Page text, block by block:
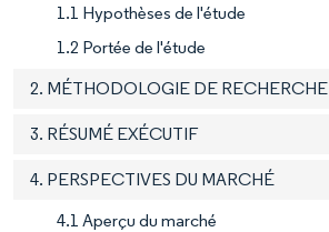
1.1 Hypothèses de l'étude
1.2 Portée de l'étude
2. MÉTHODOLOGIE DE RECHERCHE
3. RÉSUMÉ EXÉCUTIF
4. PERSPECTIVES DU MARCHÉ
4.1 Aperçu du marché